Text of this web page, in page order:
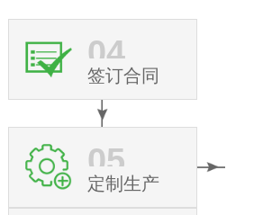
04
签订合同
05
定制生产